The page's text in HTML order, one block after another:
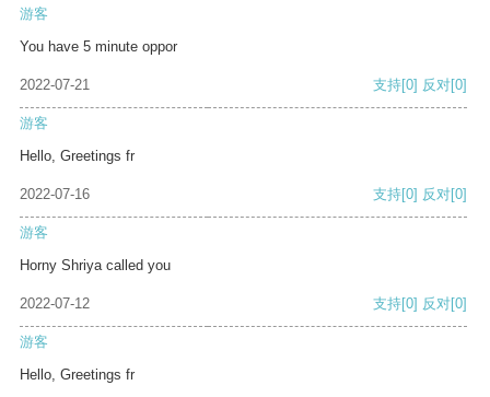
游客
You have 5 minute oppor
2022-07-21 支持[0] 反对[0]
游客
Hello, Greetings fr
2022-07-16 支持[0] 反对[0]
游客
Horny Shriya called you
2022-07-12 支持[0] 反对[0]
游客
Hello, Greetings fr